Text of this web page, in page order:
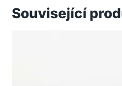
Související